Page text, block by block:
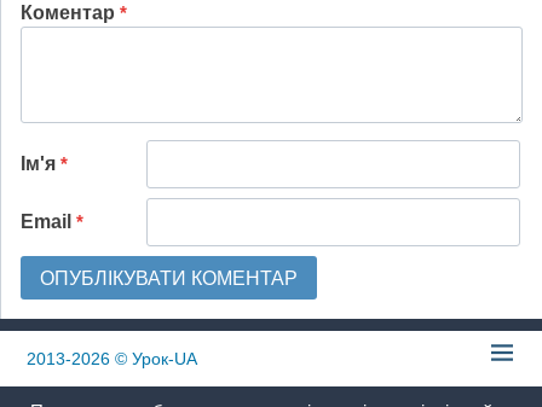
Коментар *
Ім'я *
Email *
2013-2026© Урок-UA